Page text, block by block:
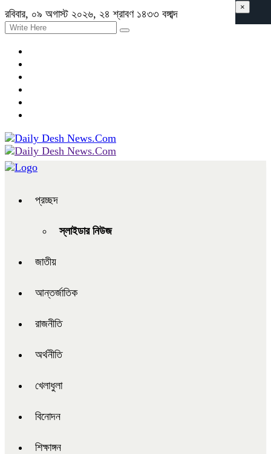
রবিবার, ০৯ অগাস্ট ২০২৬, ২৪ শ্রাবণ ১৪৩৩ বঙ্গাব্দ
প্রচ্ছদ
স্লাইডার নিউজ
জাতীয়
আন্তর্জাতিক
রাজনীতি
অর্থনীতি
খেলাধুলা
বিনোদন
শিক্ষাঙ্গন
×